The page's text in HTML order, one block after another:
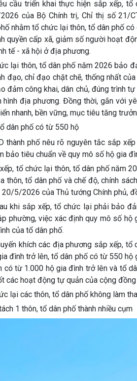
cầu triển khai thực hiện sắp xếp,
của Bộ Chính trị, Chỉ thị số 21/
nhằm tổ chức lại thôn, tổ dân phố
quyền cấp xã, giảm số người hoạt
tế - xã hội ở địa phương.
lại thôn, tổ dân phố năm 2026 bảo
đạo, chỉ đạo chặt chẽ, thống nhất
đảm công khai, dân chủ, đúng trình
hình địa phương. Đồng thời, gắn với
nhanh, bền vững, mục tiêu tăng
dân phố có từ 550 hộ
thành phố nêu rõ nguyên tắc sắp
bảo tiêu chuẩn về quy mô số hộ gia
tổ chức lại thôn, tổ dân phố năm
thôn, tổ dân phố và chế độ, chính
20/5/2026 của Thủ tướng Chính phủ,
khi sắp xếp, tổ chức lại phải bảo
phường, việc xác định quy mô số
của tổ dân phố.
khích các địa phương sắp xếp,
đình trở lên, tổ dân phố có từ 550
có từ 1.000 hộ gia đình trở lên và tổ
các hoạt động tự quản của cộng
lại các thôn, tổ dân phố không làm
1 thôn, tổ dân phố thành nhiều cụm